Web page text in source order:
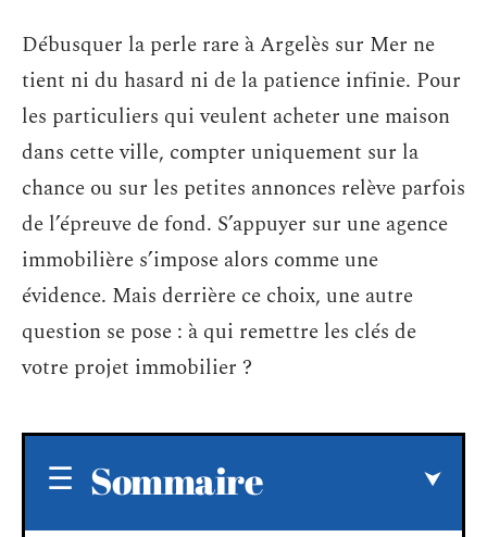
Débusquer la perle rare à Argelès sur Mer ne
tient ni du hasard ni de la patience infinie. Pour
les particuliers qui veulent acheter une maison
dans cette ville, compter uniquement sur la
chance ou sur les petites annonces relève parfois
de l’épreuve de fond. S’appuyer sur une agence
immobilière s’impose alors comme une
évidence. Mais derrière ce choix, une autre
question se pose : à qui remettre les clés de
votre projet immobilier ?
Sommaire